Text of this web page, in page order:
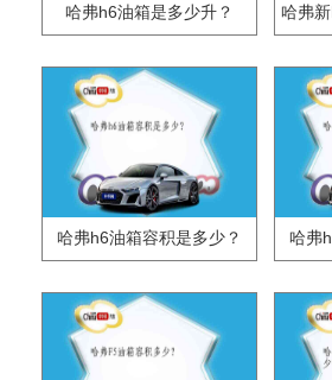
哈弗h6油箱是多少升？
哈弗h6油箱容积是多少？ 哈弗